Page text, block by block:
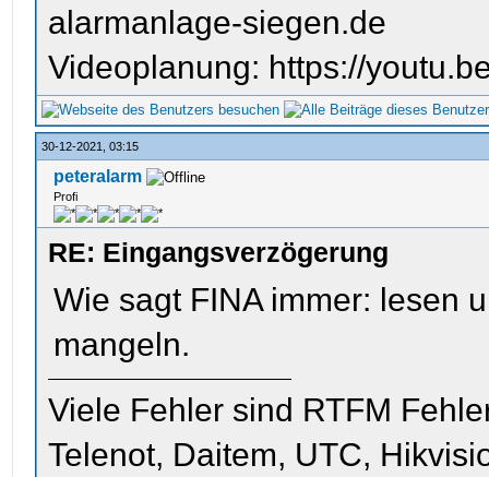
alarmanlage-siegen.de
Videoplanung: https://
30-12-2021, 03:15
peteralarm
Profi
RE: Eingangsverzögerung
Wie sagt FINA immer: lesen
mangeln.
Viele Fehler sind RTFM
Telenot, Daitem, UTC,